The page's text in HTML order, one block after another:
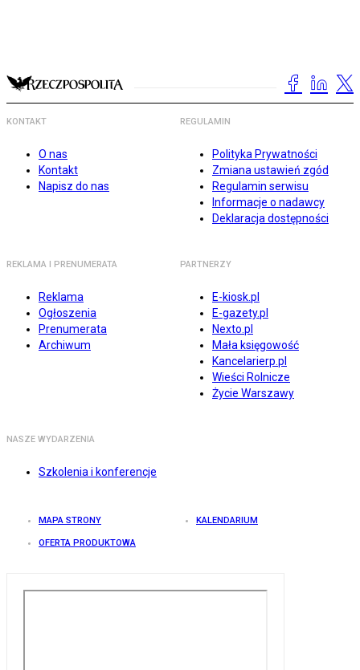
KONTAKT
O nas
Kontakt
Napisz do nas
REGULAMIN
Polityka Prywatności
Zmiana ustawień zgód
Regulamin serwisu
Informacje o nadawcy
Deklaracja dostępności
REKLAMA I PRENUMERATA
Reklama
Ogłoszenia
Prenumerata
Archiwum
PARTNERZY
E-kiosk.pl
E-gazety.pl
Nexto.pl
Mała księgowość
Kancelarierp.pl
Wieści Rolnicze
Życie Warszawy
NASZE WYDARZENIA
Szkolenia i konferencje
MAPA STRONY KALENDARIUM
OFERTA PRODUKTOWA